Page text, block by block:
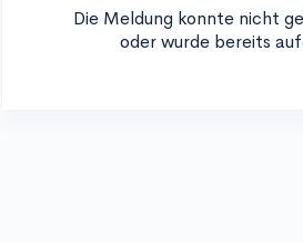
Die Meldung konnte nicht
oder wurde bereits